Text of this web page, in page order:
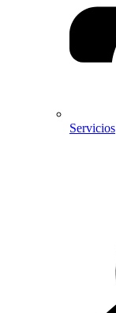
Servicios